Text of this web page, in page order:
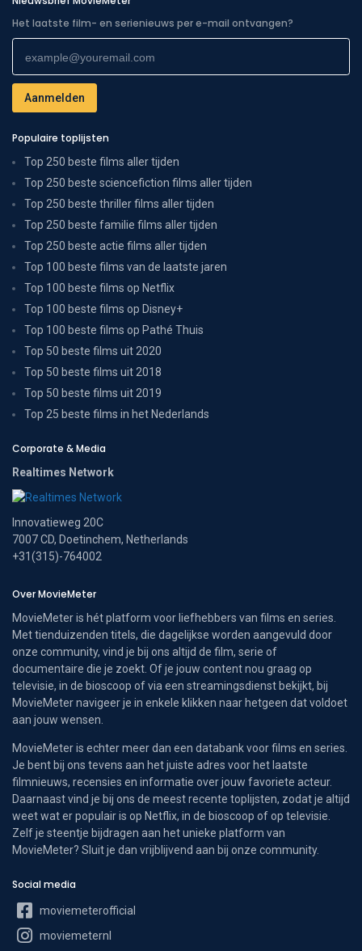
Het laatste film- en serienieuws per e-mail ontvangen?
Populaire toplijsten
Top 250 beste films aller tijden
Top 250 beste sciencefiction films aller tijden
Top 250 beste thriller films aller tijden
Top 250 beste familie films aller tijden
Top 250 beste actie films aller tijden
Top 100 beste films van de laatste jaren
Top 100 beste films op Netflix
Top 100 beste films op Disney+
Top 100 beste films op Pathé Thuis
Top 50 beste films uit 2020
Top 50 beste films uit 2018
Top 50 beste films uit 2019
Top 25 beste films in het Nederlands
Corporate & Media
Realtimes Network
Innovatieweg 20C
7007 CD, Doetinchem, Netherlands
+31(315)-764002
Over MovieMeter
MovieMeter is hét platform voor liefhebbers van films en series.
Met tienduizenden titels, die dagelijkse worden aangevuld door
onze community, vind je bij ons altijd de film, serie of
documentaire die je zoekt. Of je jouw content nou graag op
televisie, in de bioscoop of via een streamingsdienst bekijkt, bij
MovieMeter navigeer je in enkele klikken naar hetgeen dat voldoet
aan jouw wensen.
MovieMeter is echter meer dan een databank voor films en series.
Je bent bij ons tevens aan het juiste adres voor het laatste
filmnieuws, recensies en informatie over jouw favoriete acteur.
Daarnaast vind je bij ons de meest recente toplijsten, zodat je altijd
weet wat er populair is op Netflix, in de bioscoop of op televisie.
Zelf je steentje bijdragen aan het unieke platform van
MovieMeter? Sluit je dan vrijblijvend aan bij onze community.
Social media
moviemeterofficial
moviemeternl